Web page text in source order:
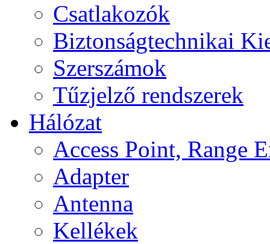
Csatlakozók
Biztonságtechnikai
Szerszámok
Tűzjelző rendszerek
Hálózat
Access Point, Range
Adapter
Antenna
Kellékek